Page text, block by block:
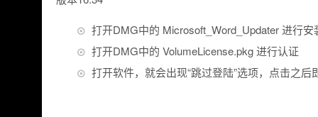
打开DMG中的 Microsoft_Word_Updater 进行安
打开DMG中的 VolumeLicense.pkg 进行认证
打开软件，就会出现“跳过登陆”选项，点击之后